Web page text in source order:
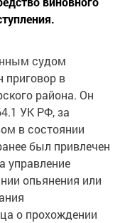
судом
приговор в
района. Он
УК РФ, за
в состоянии
был привлечен
управление
опьянения или
о прохождении